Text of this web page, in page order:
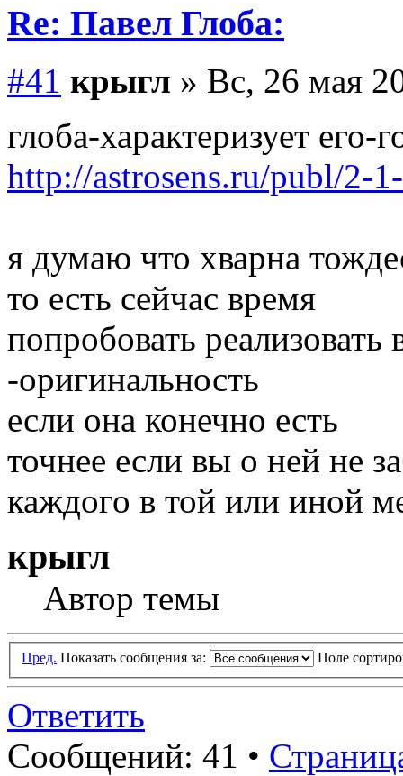
Re: Павел Глоба:
#41 крыгл » Вс, 26 мая
глоба-характеризует
http://astrosens.ru/publ/2-
я думаю что хварна
то есть сейчас время
попробовать
-оригинальность
если она конечно есть
точнее если вы о ней не
каждого в той или иной
крыгл
Автор темы
Пред. Показать сообщения за: Поле
Ответить
Сообщений: 41 •